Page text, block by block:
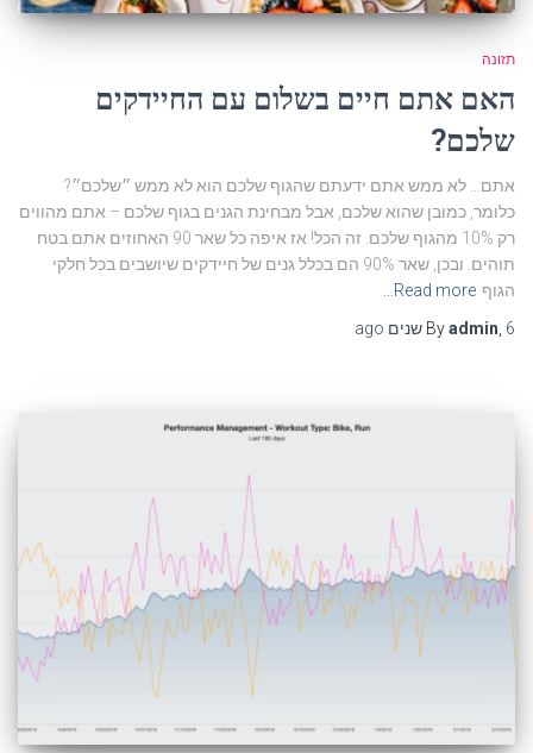
תזונה
האם אתם חיים בשלום עם החיידקים
שלכם?
אתם… לא ממש אתם ידעתם שהגוף שלכם הוא לא ממש ״שלכם״?
כלומר, כמובן שהוא שלכם, אבל מבחינת הגנים בגוף שלכם – אתם מהווים
רק 10% מהגוף שלכם. זה הכל! אז איפה כל שאר 90 האחוזים אתם בטח
תוהים. ובכן, שאר 90% הם בכלל גנים של חיידקים שיושבים בכל חלקי
הגוף Read more…
Byadmin, 6 שנים